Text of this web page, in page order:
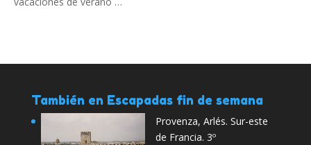
También en Escapadas fin de semana
Provenza, Arlés. Sur-este
de Francia. 3º